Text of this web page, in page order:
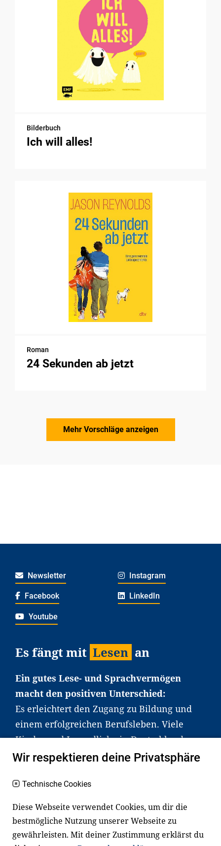
Bilderbuch
Ich will alles!
Roman
24 Sekunden ab jetzt
Mehr Vorschläge anzeigen
Newsletter Instagram
Facebook LinkedIn
Youtube
Es fängt mit Lesen an
Ein gutes Lese- und Sprachvermögen
macht den positiven Unterschied:
Es erleichtert den Zugang zu Bildung und
einem erfolgreichen Berufsleben. Viele
Kinder und Jugendliche in Deutschland
haben aber große Schwierigkeiten dabei.
an Familien sowie an Erzieher*innen,
Fachexpert*innen. Dafür arbeiten wir eng
mit Ministerien, wissenschaftlichen
Wir respektieren deine Privatsphäre
Technische Cookies
Diese Webseite verwendet Cookies, um dir die
bestmögliche Nutzung unserer Webseite zu
gewährleisten. Mit deiner Zustimmung erklärst du